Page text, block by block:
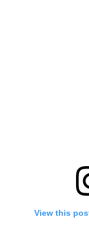
View this